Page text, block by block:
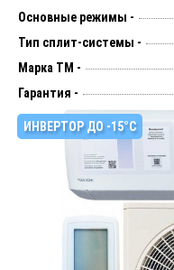
Основные режимы -
Тип сплит-системы -
Марка ТМ -
Гарантия -
ИНВЕРТОР ДО -15°С